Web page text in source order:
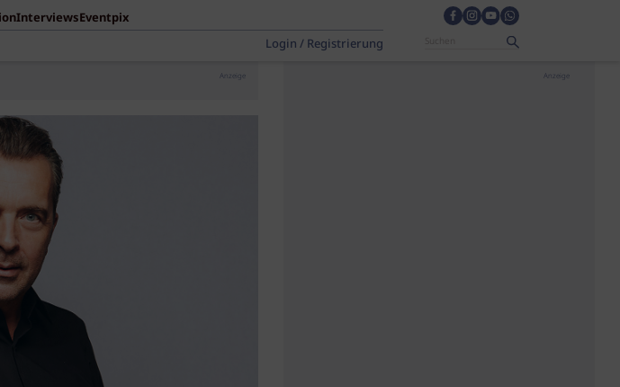
InterviewsEventpix
Login / Registrierung
Anzeige Anzeige